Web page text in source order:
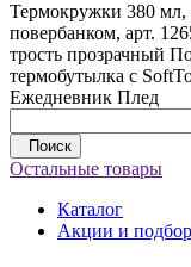
Термокружки 380 мл,
повербанком, арт.
трость прозрачный
термобутылка с
Ежедневник Плед
Поиск
Остальные товары
Каталог
Акции и